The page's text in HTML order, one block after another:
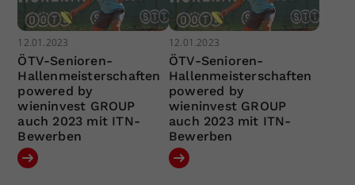
12.01.2023
ÖTV-Senioren-
Hallenmeisterschaften
powered by
wieninvest GROUP
auch 2023 mit ITN-
Bewerben
12.01.2023
ÖTV-Senioren-
Hallenmeisterschaften
powered by
wieninvest GROUP
auch 2023 mit ITN-
Bewerben